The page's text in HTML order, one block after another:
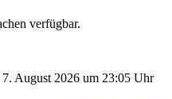
verfügbar.
August 2026 um 23:05 Uhr